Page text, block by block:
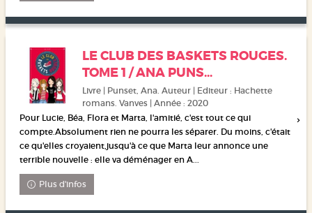
LE CLUB DES BASKETS ROUGES.
TOME 1 / ANA PUNS...
Livre | Punset, Ana. Auteur | Editeur : Hachette
romans. Vanves | Année : 2020
Pour Lucie, Béa, Flora et Marta, l'amitié, c'est tout ce qui
compte.Absolument rien ne pourra les séparer. Du moins, c'était
ce qu'elles croyaient,jusqu'à ce que Marta leur annonce une
terrible nouvelle : elle va déménager en A...
Plus d'infos